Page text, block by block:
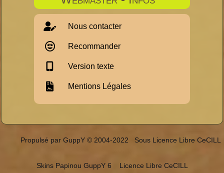
Nous contacter
Recommander
Version texte
Mentions Légales
Propulsé par GuppY © 2004-2022 Sous Licence Libre CeCILL
Skins Papinou GuppY 6 Licence Libre CeCILL